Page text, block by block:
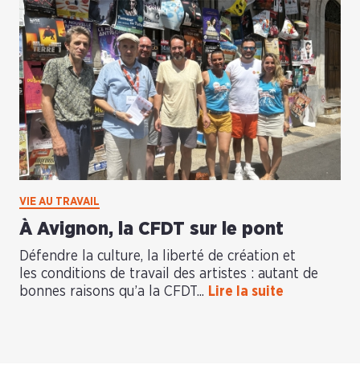
VIE AU TRAVAIL
À Avignon, la CFDT sur le pont
Défendre la culture, la liberté de création et
les conditions de travail des artistes : autant de
bonnes raisons qu’a la CFDT... Lire la suite